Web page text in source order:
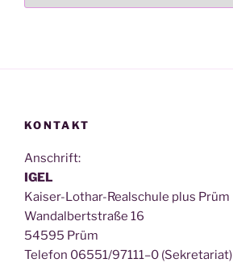
KONTAKT
Anschrift:
IGEL
Kai­ser-Lothar-Real­schu­le plus Prüm
Wan­dal­bert­stra­ße 16
54595 Prüm
Tele­fon 06551/97111–0 (Sekre­ta­ri­at)